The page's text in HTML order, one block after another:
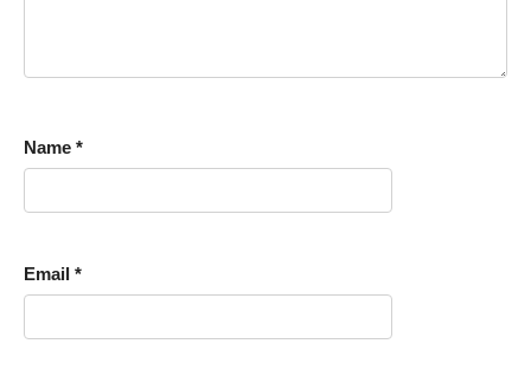
Name *
Email *